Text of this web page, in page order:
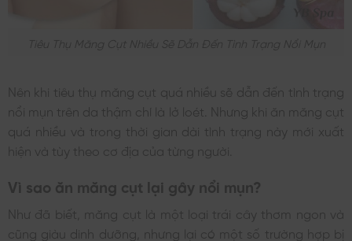
Tiêu Thụ Măng Cụt Nhiều Sẽ Dẫn Đến Tình Trạng Nổi Mụn
Nên khi tiêu thụ măng cụt quá nhiều sẽ dẫn đến tình trạng
nổi mụn trên da thậm chí là lở loét. Nhưng khi ăn măng cụt
quá nhiều và trong thời gian dài tình trạng này mới xuất
hiện và tùy theo cơ địa của từng người.
Vì sao ăn măng cụt lại gây nổi mụn?
Như đã biết, măng cụt là một loại trái cây thơm ngon và
cũng giàu dinh dưỡng, nhưng lại có một số trường hợp bị